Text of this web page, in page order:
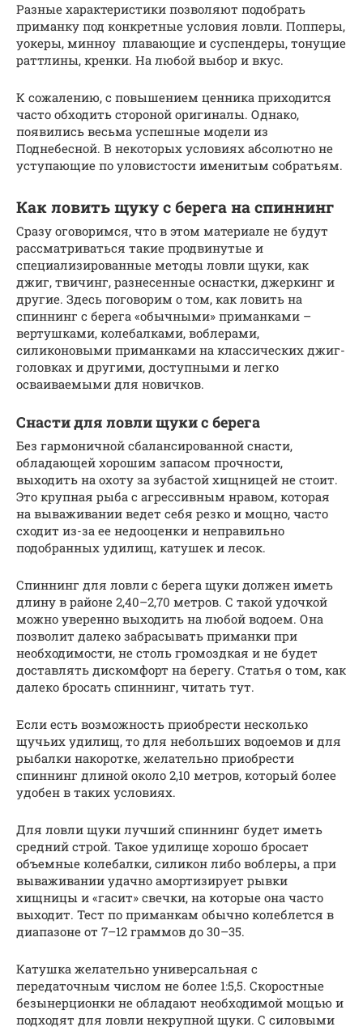
Разные характеристики позволяют подобрать
приманку под конкретные условия ловли. Попперы,
уокеры, минноу плавающие и суспендеры, тонущие
раттлины, кренки. На любой выбор и вкус.
К сожалению, с повышением ценника приходится
часто обходить стороной оригиналы. Однако,
появились весьма успешные модели из
Поднебесной. В некоторых условиях абсолютно не
уступающие по уловистости именитым собратьям.
Как ловить щуку с берега на спиннинг
Сразу оговоримся, что в этом материале не будут
рассматриваться такие продвинутые и
специализированные методы ловли щуки, как
джиг, твичинг, разнесенные оснастки, джеркинг и
другие. Здесь поговорим о том, как ловить на
спиннинг с берега «обычными» приманками –
вертушками, колебалками, воблерами,
силиконовыми приманками на классических джиг-
головках и другими, доступными и легко
осваиваемыми для новичков.
Снасти для ловли щуки с берега
Без гармоничной сбалансированной снасти,
обладающей хорошим запасом прочности,
выходить на охоту за зубастой хищницей не стоит.
Это крупная рыба с агрессивным нравом, которая
на вываживании ведет себя резко и мощно, часто
сходит из-за ее недооценки и неправильно
подобранных удилищ, катушек и лесок.
Спиннинг для ловли с берега щуки должен иметь
длину в районе 2,40–2,70 метров. С такой удочкой
можно уверенно выходить на любой водоем. Она
позволит далеко забрасывать приманки при
необходимости, не столь громоздкая и не будет
доставлять дискомфорт на берегу. Статья о том, как
далеко бросать спиннинг, читать тут.
Если есть возможность приобрести несколько
щучьих удилищ, то для небольших водоемов и для
рыбалки накоротке, желательно приобрести
спиннинг длиной около 2,10 метров, который более
удобен в таких условиях.
Для ловли щуки лучший спиннинг будет иметь
средний строй. Такое удилище хорошо бросает
объемные колебалки, силикон либо воблеры, а при
вываживании удачно амортизирует рывки
хищницы и «гасит» свечки, на которые она часто
выходит. Тест по приманкам обычно колеблется в
диапазоне от 7–12 граммов до 30–35.
Катушка желательно универсальная с
передаточным числом не более 1:5,5. Скоростные
безынерционки не обладают необходимой мощью и
подходят для ловли некрупной щуки. С силовыми